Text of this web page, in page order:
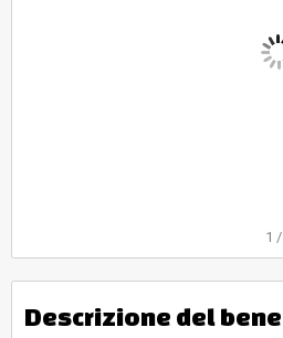
1 /
Descrizione del bene